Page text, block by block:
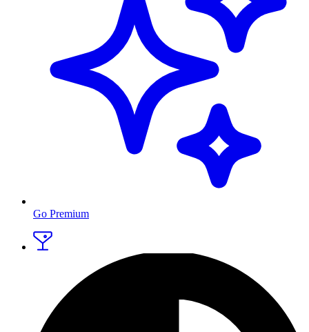
Go Premium